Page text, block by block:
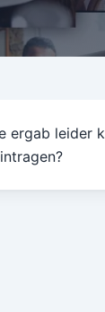
ergab leider